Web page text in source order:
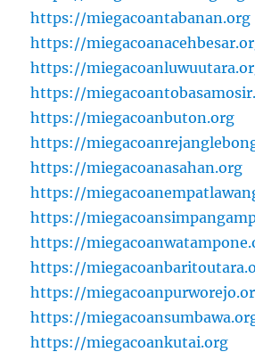
https://miegacoantabanan.org
https://
https://
https://
https://miegacoanbuton.org
https://
https://miegacoanasahan.org
https://
https://
https://
https://
https://
https://
https://miegacoankutai.org